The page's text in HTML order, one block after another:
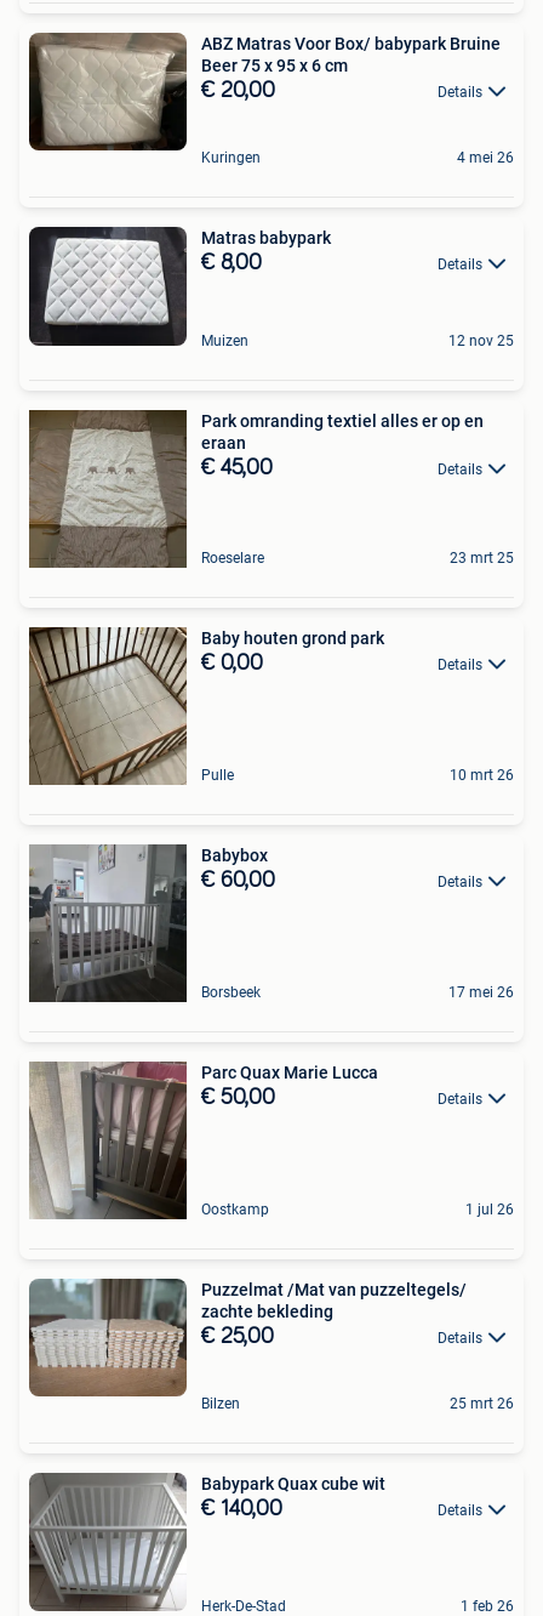
ABZ Matras Voor Box/ babypark Bruine
Beer 75 x 95 x 6 cm
€ 20,00 Details
Kuringen 4 mei 26
Matras babypark
€ 8,00 Details
Muizen 12 nov 25
Park omranding textiel alles er op en
eraan
€ 45,00 Details
Roeselare 23 mrt 25
Baby houten grond park
€ 0,00 Details
Pulle 10 mrt 26
Babybox
€ 60,00 Details
Borsbeek 17 mei 26
Parc Quax Marie Lucca
€ 50,00 Details
Oostkamp 1 jul 26
Puzzelmat /Mat van puzzeltegels/
zachte bekleding
€ 25,00 Details
Bilzen 25 mrt 26
Babypark Quax cube wit
€ 140,00 Details
Herk-De-Stad 1 feb 26